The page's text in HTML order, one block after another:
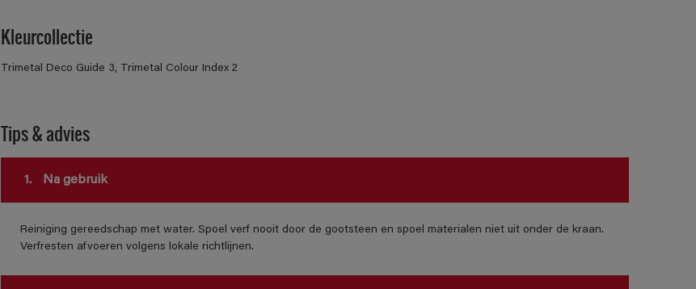
Kleurcollectie
Trimetal Deco Guide 3, Trimetal Colour Index 2
Tips & advies
1. Na gebruik
Reiniging gereedschap met water. Spoel verf nooit door de gootsteen en spoel materialen niet uit onder de kraan.
Verfresten afvoeren volgens lokale richtlijnen.